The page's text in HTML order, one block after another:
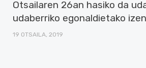
Otsailaren 26an hasiko da
udaberriko egonaldietako
19 OTSAILA, 2019